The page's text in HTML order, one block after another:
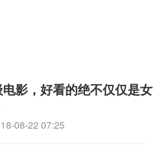
电影，好看的绝不仅仅是女
08-22 07:25